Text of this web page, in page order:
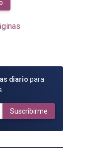
diario para
Suscribirme